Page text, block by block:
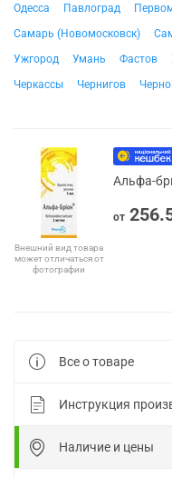
Одесса
Павлоград
Самарь (Новомосковск)
Ужгород
Умань Фастов
Черкассы
Чернигов
Внешний вид товара
может отличаться от
фотографии
Альфа-
от
Все о товаре
Инструкция
Наличие и цены